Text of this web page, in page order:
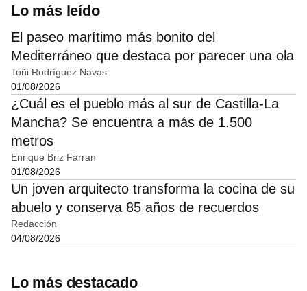
Lo más leído
El paseo marítimo más bonito del
Mediterráneo que destaca por parecer una ola
Toñi Rodríguez Navas
01/08/2026
¿Cuál es el pueblo más al sur de Castilla-La
Mancha? Se encuentra a más de 1.500
metros
Enrique Briz Farran
01/08/2026
Un joven arquitecto transforma la cocina de su
abuelo y conserva 85 años de recuerdos
Redacción
04/08/2026
Lo más destacado